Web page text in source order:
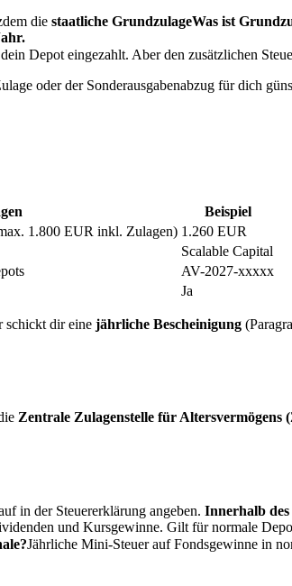
die staatliche GrundzulageWas ist
Depot eingezahlt. Aber den zusätzlichen
oder der Sonderausgabenabzug für dich
Beispiel
1.800 EUR inkl. Zulagen) 1.260 EUR
Scalable Capital
AV-2027-xxxxx
Ja
schickt dir eine jährliche Bescheinigung
Zentrale Zulagenstelle für Altersvermögens
in der Steuererklärung angeben. Innerhalb des
und Kursgewinne. Gilt für normale
Jährliche Mini-Steuer auf Fondsgewinne in